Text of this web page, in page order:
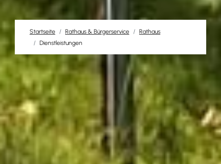
Startseite Rathaus & Bürgerservice
Rathaus
Dienstleistungen